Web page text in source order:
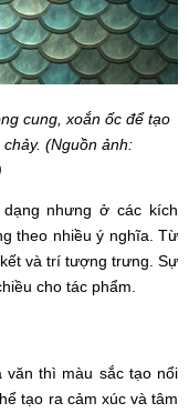
cung, xoắn ốc để tạo
(Nguồn ảnh:
nhưng ở các kích
theo nhiều ý nghĩa. Từ
và trí tượng trưng. Sự
cho tác phẩm.
văn thì màu sắc tạo nổi
tạo ra cảm xúc và tâm